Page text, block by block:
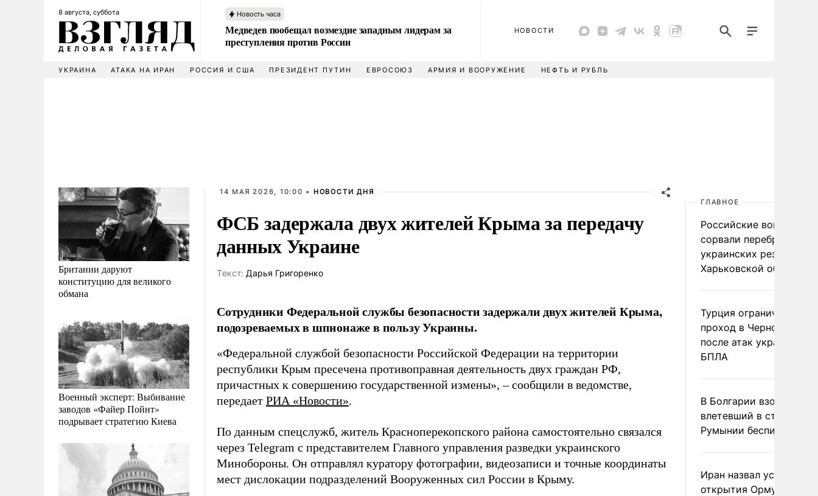
8 августа, суббота Новость часа
Медведев пообещал возмездие западным лидерам за
преступления против России
НОВОСТИ
УКРАИНА АТАКА НА ИРАН РОССИЯ И США ПРЕЗИДЕНТ ПУТИН ЕВРОСОЮЗ АРМИЯ И ВООРУЖЕНИЕ НЕФТЬ И РУБЛЬ
Британии даруют
конституцию для великого
обмана
Военный эксперт: Выбивание
заводов «Файер Пойнт»
подрывает стратегию Киева
14 МАЯ 2026, 10:00 • НОВОСТИ ДНЯ
ФСБ задержала двух жителей Крыма за передачу
данных Украине
Tекст: Дарья Григоренко
Сотрудники Федеральной службы безопасности задержали двух жителей Крыма,
подозреваемых в шпионаже в пользу Украины.
«Федеральной службой безопасности Российской Федерации на территории
республики Крым пресечена противоправная деятельность двух граждан РФ,
причастных к совершению государственной измены», – сообщили в ведомстве,
передает РИА «Новости».
По данным спецслужб, житель Красноперекопского района самостоятельно связался
через Telegram с представителем Главного управления разведки украинского
Минобороны. Он отправлял куратору фотографии, видеозаписи и точные координаты
мест дислокации подразделений Вооруженных сил России в Крыму.
ГЛАВНОЕ
Российские войска
сорвали переброску
украинских резервов в
Харьковской области
Турция ограничила
проход в Черное море
после атак украинских
БПЛА
В Болгарии взорвался
влетевший в страну из
Румынии беспилотник
Иран назвал условие
открытия Ормузского